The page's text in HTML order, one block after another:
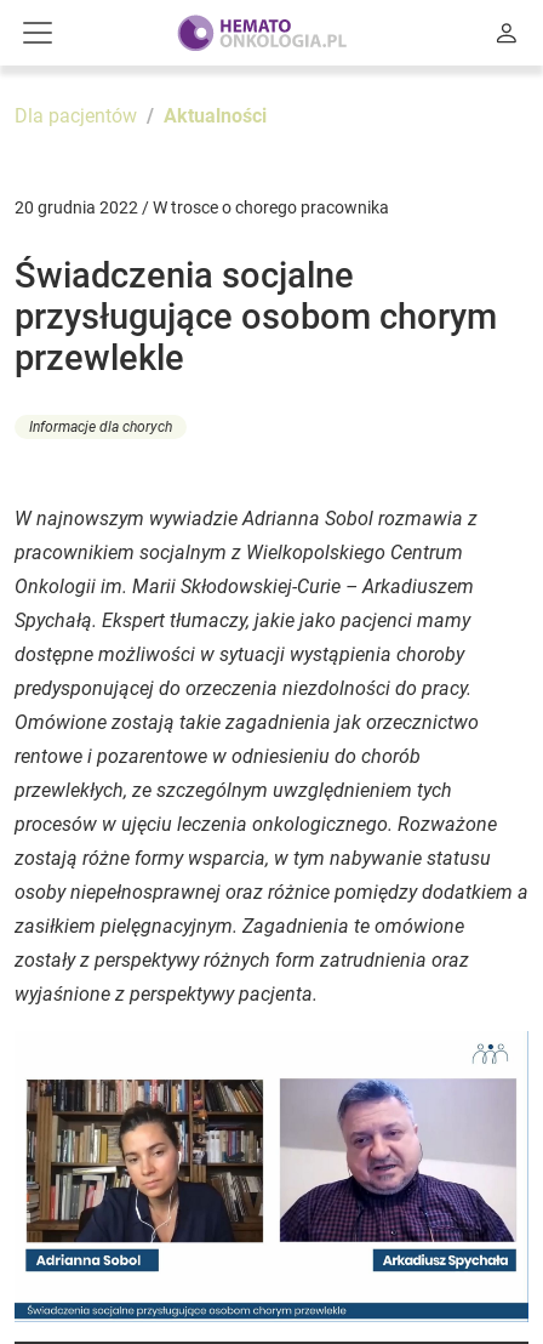
Dla pacjentów Aktualności
20 grudnia 2022 / W trosce o chorego pracownika
Świadczenia socjalne
przysługujące osobom chorym
przewlekle
Informacje dla chorych
W najnowszym wywiadzie Adrianna Sobol rozmawia z
pracownikiem socjalnym z Wielkopolskiego Centrum
Onkologii im. Marii Skłodowskiej-Curie – Arkadiuszem
Spychałą. Ekspert tłumaczy, jakie jako pacjenci mamy
dostępne możliwości w sytuacji wystąpienia choroby
predysponującej do orzeczenia niezdolności do pracy.
Omówione zostają takie zagadnienia jak orzecznictwo
rentowe i pozarentowe w odniesieniu do chorób
przewlekłych, ze szczególnym uwzględnieniem tych
procesów w ujęciu leczenia onkologicznego. Rozważone
zostają różne formy wsparcia, w tym nabywanie statusu
osoby niepełnosprawnej oraz różnice pomiędzy dodatkiem a
zasiłkiem pielęgnacyjnym. Zagadnienia te omówione
zostały z perspektywy różnych form zatrudnienia oraz
wyjaśnione z perspektywy pacjenta.